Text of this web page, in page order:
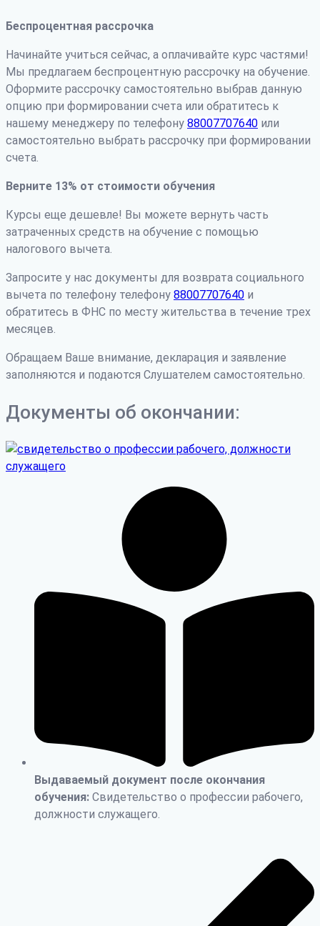
Беспроцентная рассрочка
Начинайте учиться сейчас, а оплачивайте курс частями!
Мы предлагаем беспроцентную рассрочку на обучение.
Оформите рассрочку самостоятельно выбрав данную
опцию при формировании счета или обратитесь к
нашему менеджеру по телефону 88007707640 или
самостоятельно выбрать рассрочку при формировании
счета.
Верните 13% от стоимости обучения
Курсы еще дешевле! Вы можете вернуть часть
затраченных средств на обучение с помощью
налогового вычета.
Запросите у нас документы для возврата социального
вычета по телефону телефону 88007707640 и
обратитесь в ФНС по месту жительства в течение трех
месяцев.
Обращаем Ваше внимание, декларация и заявление
заполняются и подаются Слушателем самостоятельно.
Документы об окончании:
Выдаваемый документ после окончания
обучения: Свидетельство о профессии рабочего,
должности служащего.